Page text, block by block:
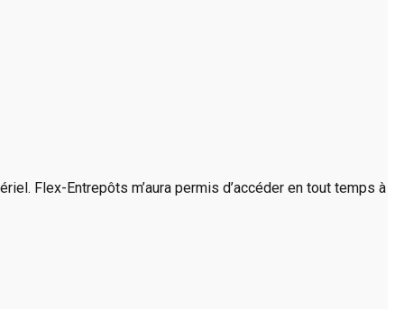
Flex-Entrepôts m’aura permis d’accéder en tout temps à